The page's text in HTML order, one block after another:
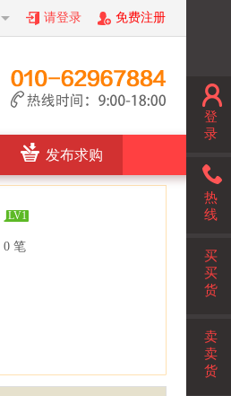
请登录 免费注册
发布求购
LV1
0 笔
登
录
热
线
买
买
货
卖
卖
货